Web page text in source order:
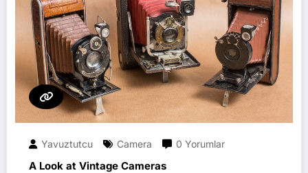
Yavuztutcu Camera 0 Yorumlar
A Look at Vintage Cameras